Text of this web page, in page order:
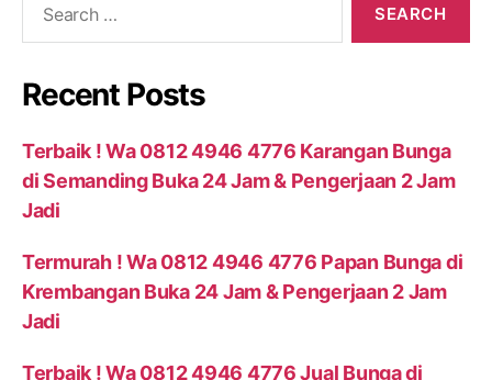
Recent Posts
Terbaik ! Wa 0812 4946 4776 Karangan Bunga
di Semanding Buka 24 Jam & Pengerjaan 2 Jam
Jadi
Termurah ! Wa 0812 4946 4776 Papan Bunga di
Krembangan Buka 24 Jam & Pengerjaan 2 Jam
Jadi
Terbaik ! Wa 0812 4946 4776 Jual Bunga di